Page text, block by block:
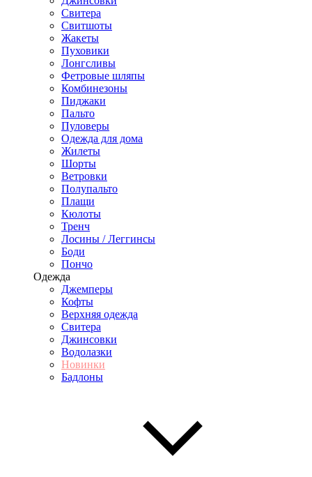
Свитера
Свитшоты
Жакеты
Пуховики
Лонгсливы
Фетровые шляпы
Комбинезоны
Пиджаки
Пальто
Пуловеры
Одежда для дома
Жилеты
Шорты
Ветровки
Полупальто
Плащи
Кюлоты
Тренч
Лосины / Леггинсы
Боди
Пончо
Одежда
Джемперы
Кофты
Верхняя одежда
Свитера
Джинсовки
Водолазки
Новинки
Бадлоны